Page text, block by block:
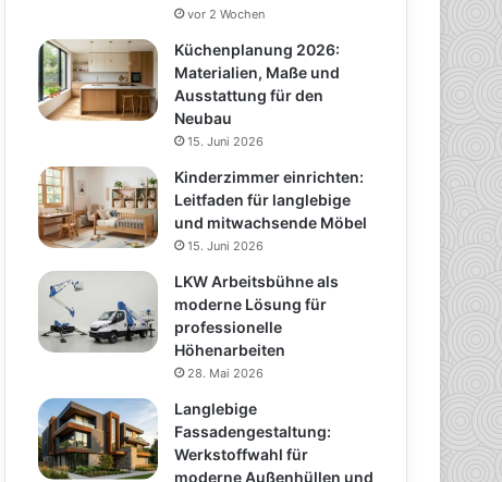
vor 2 Wochen
Küchenplanung 2026:
Materialien, Maße und
Ausstattung für den
Neubau
15. Juni 2026
Kinderzimmer einrichten:
Leitfaden für langlebige
und mitwachsende Möbel
15. Juni 2026
LKW Arbeitsbühne als
moderne Lösung für
professionelle
Höhenarbeiten
28. Mai 2026
Langlebige
Fassadengestaltung:
Werkstoffwahl für
moderne Außenhüllen und